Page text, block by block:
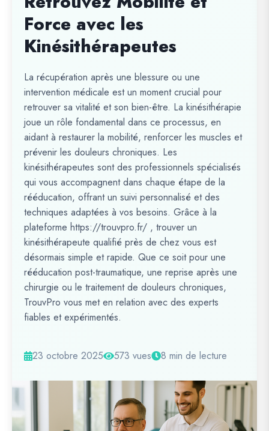
Force avec les
Kinésithérapeutes
La récupération après une blessure ou une
intervention médicale est un moment crucial pour
retrouver sa vitalité et son bien-être. La kinésithérapie
joue un rôle fondamental dans ce processus, en
aidant à restaurer la mobilité, renforcer les muscles et
prévenir les douleurs chroniques. Les
kinésithérapeutes sont des professionnels spécialisés
qui vous accompagnent dans chaque étape de la
rééducation, offrant un suivi personnalisé et des
techniques adaptées à vos besoins. Grâce à la
plateforme https://trouvpro.fr/ , trouver un
kinésithérapeute qualifié près de chez vous est
désormais simple et rapide. Que ce soit pour une
rééducation post-traumatique, une reprise après une
chirurgie ou le traitement de douleurs chroniques,
TrouvPro vous met en relation avec des experts
fiables et expérimentés.
23 octobre 2025 573 vues 8 min de lecture